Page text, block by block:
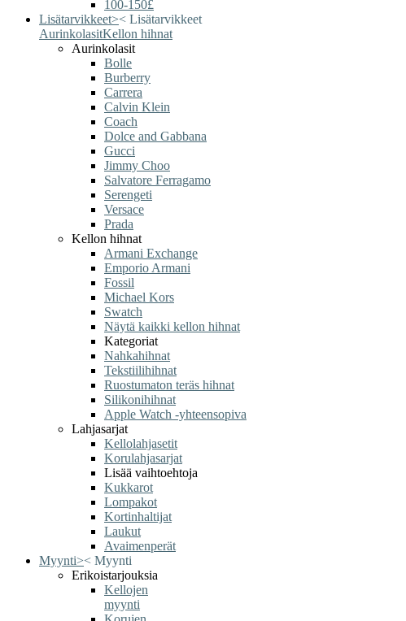
100-150£
Lisätarvikkeet>< Lisätarvikkeet
AurinkolasitKellon hihnat
Aurinkolasit
Bolle
Burberry
Carrera
Calvin Klein
Coach
Dolce and Gabbana
Gucci
Jimmy Choo
Salvatore Ferragamo
Serengeti
Versace
Prada
Kellon hihnat
Armani Exchange
Emporio Armani
Fossil
Michael Kors
Swatch
Näytä kaikki kellon hihnat
Kategoriat
Nahkahihnat
Tekstiilihihnat
Ruostumaton teräs hihnat
Silikonihihnat
Apple Watch -yhteensopiva
Lahjasarjat
Kellolahjasetit
Korulahjasarjat
Lisää vaihtoehtoja
Kukkarot
Lompakot
Kortinhaltijat
Laukut
Avaimenperät
Myynti>< Myynti
Erikoistarjouksia
Kellojen
myynti